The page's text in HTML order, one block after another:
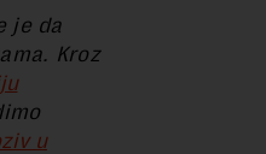
je da
Kroz
u